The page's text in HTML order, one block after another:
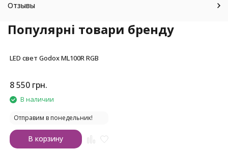
Отзывы
Популярні товари бренду
LED свет Godox ML100R RGB
8 550 грн.
В наличии
Отправим в понедельник!
В корзину